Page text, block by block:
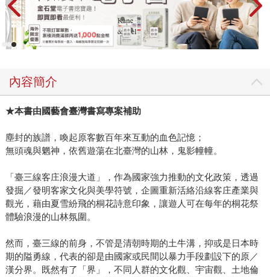
內容簡介
★本書由國藝會臺灣書寫專案補助
塵封的族譜，喚起原客數百年來互動的血色記憶；
無頭魂與魍神，依舊遊蕩在北臺灣的山林，鬼影幢幢。
「臺三線客庄浪漫大道」，作為國家強力推動的文化政策，透過
發掘／發明客家文化與美學符號，企圖重新活絡沿線客庄產業與
觀光，藉由夏雪紛飛的桐花詩意印象，讓遊人可在每年的桐花祭
體驗浪漫的山林氛圍。
然而，臺三線的前身，不管是清朝時期的土牛溝，抑或是日本時
期的隘勇線，代表的卻是由國家或民間以暴力手段劃設下的原／
漢分界。既然有了「界」，不同人群的文化觀、宇宙觀、土地倫